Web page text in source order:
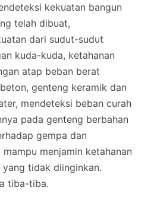
kekuatan bangun
telah dibuat,
dari sudut-sudut
kuda-kuda, ketahanan
atap beban berat
genteng keramik dan
mendeteksi beban curah
pada genteng berbahan
gempa dan
menjamin ketahanan
tidak diinginkan.
tiba-tiba.